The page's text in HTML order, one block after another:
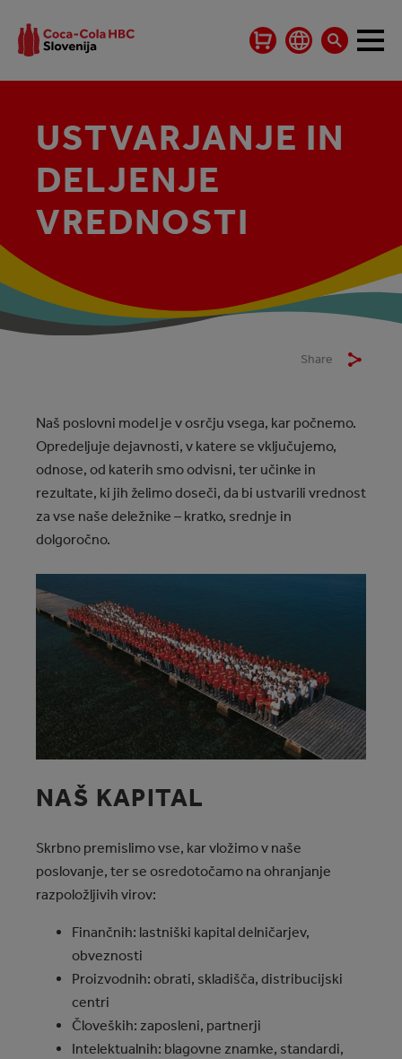
USTVARJANJE IN
DELJENJE
VREDNOSTI
Share
Naš poslovni model je v osrčju vsega, kar počnemo.
Opredeljuje dejavnosti, v katere se vključujemo,
odnose, od katerih smo odvisni, ter učinke in
rezultate, ki jih želimo doseči, da bi ustvarili vrednost
za vse naše deležnike – kratko, srednje in
dolgoročno.
NAŠ KAPITAL
Skrbno premislimo vse, kar vložimo v naše
poslovanje, ter se osredotočamo na ohranjanje
razpoložljivih virov:
Finančnih: lastniški kapital delničarjev,
obveznosti
Proizvodnih: obrati, skladišča, distribucijski
centri
Človeških: zaposleni, partnerji
Intelektualnih: blagovne znamke, standardi,